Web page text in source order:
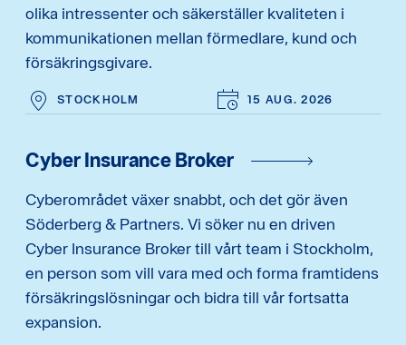
olika intressenter och säkerställer kvaliteten i
kommunikationen mellan förmedlare, kund och
försäkringsgivare.
STOCKHOLM 15 AUG. 2026
Cyber Insurance Broker
Cyberområdet växer snabbt, och det gör även
Söderberg & Partners. Vi söker nu en driven
Cyber Insurance Broker till vårt team i Stockholm,
en person som vill vara med och forma framtidens
försäkringslösningar och bidra till vår fortsatta
expansion.